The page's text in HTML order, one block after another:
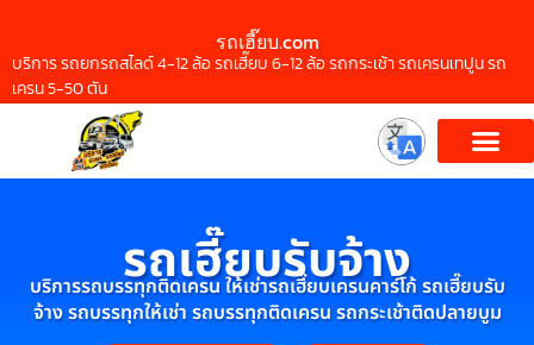
รถเฮี๊ยบ.com
บริการ รถยกรถสไลด์ 4-12 ล้อ รถเฮี๊ยบ 6-12 ล้อ รถกระเช้า รถเครนเทปูน รถ
เครน 5-50 ตัน
รถเฮี๊ยบรับจ้าง
บริการรถบรรทุกติดเครน ให้เช่ารถเฮี๊ยบเครนคาร์โก้ รถเฮี๊ยบรับ
จ้าง รถบรรทุกให้เช่า รถบรรทุกติดเครน รถกระเช้าติดปลายบูม